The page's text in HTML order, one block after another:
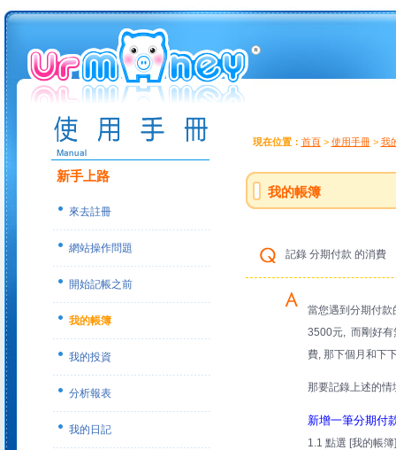
新手上路
來去註冊
網站操作問題
開始記帳之前
我的帳簿
我的投資
分析報表
我的日記
現在位置： 首頁> 使用手冊> 我
我的帳簿
記錄 分期付款 的消費
當您遇到分期付款
3500元, 而剛好有
費, 那下個月和下
那要記錄上述的情
新增一筆分期付
1.1 點選 [我的帳